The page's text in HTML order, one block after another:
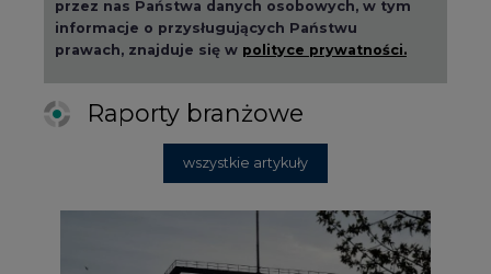
przez nas Państwa danych osobowych, w tym
informacje o przysługujących Państwu
prawach, znajduje się w polityce prywatności.
Raporty branżowe
wszystkie artykuły